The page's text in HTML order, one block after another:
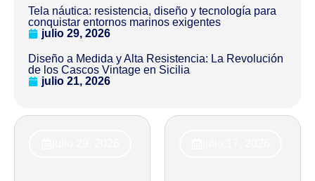
Tela náutica: resistencia, diseño y tecnología para
conquistar entornos marinos exigentes
julio 29, 2026
Diseño a Medida y Alta Resistencia: La Revolución
de los Cascos Vintage en Sicilia
julio 21, 2026